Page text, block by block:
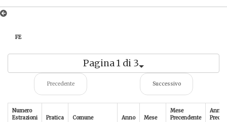
FE
Pagina 1 di 3
Precedente Successivo
Numero
Estrazioni
Pratica Comune Anno Mese
Mese
Precendente
Anno